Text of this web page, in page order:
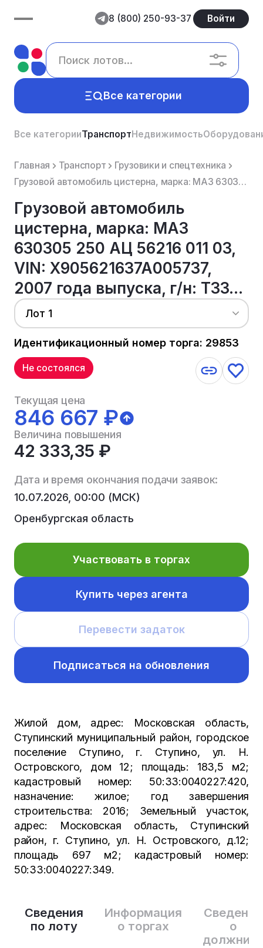
8 (800) 250-93-37 Войти
Все категории
Все категорииТранспортНедвижимость
Главная Транспорт
Грузовики и спецтехника
Грузовой автомобиль цистерна, марка: МАЗ 630305 250 АЦ 56216 011 03, VIN: X905621637A005737, 2007 го...
Грузовой автомобиль
цистерна, марка: МАЗ
630305 250 АЦ 56216 011 03,
VIN: X905621637A005737,
2007 года выпуска, г/н: T33...
Лот 1
Идентификационный номер торга: 29853
Сведения
по лоту
Информация
о торгах
Сведения
о
Не состоялся
Текущая цена
846 667 ₽
Величина повышения
42 333,35 ₽
Дата и время окончания подачи заявок:
10.07.2026, 00:00 (МСК)
Оренбургская область
Участвовать в торгах
Купить через агента
Перевести задаток
Подписаться на обновления
Жилой дом, адрес: Московская область,
Ступинский муниципальный район, городское
поселение Ступино, г. Ступино, ул. Н.
Островского, дом 12; площадь: 183,5 м2;
кадастровый номер: 50:33:0040227:420,
назначение: жилое; год завершения
строительства: 2016; Земельный участок,
адрес: Московская область, Ступинский
район, г. Ступино, ул. Н. Островского, д.12;
площадь 697 м2; кадастровый номер:
50:33:0040227:349.